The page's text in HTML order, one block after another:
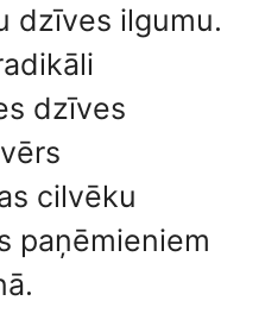
dzīves ilgumu.
dzīves
cilvēku
paņēmieniem